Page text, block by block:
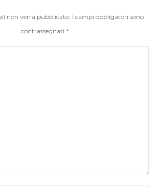
non verrà pubblicato. I campi obbligatori sono
contrassegnati *